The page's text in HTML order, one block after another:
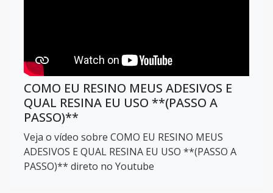
COMO EU RESINO MEUS ADESIVOS E
QUAL RESINA EU USO **(PASSO A
PASSO)**
Veja o vídeo sobre COMO EU RESINO MEUS
ADESIVOS E QUAL RESINA EU USO **(PASSO A
PASSO)** direto no Youtube